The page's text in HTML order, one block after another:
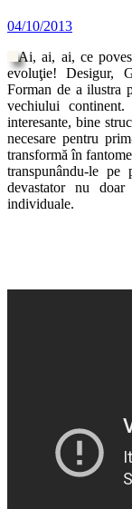
04/10/2013
Ai, ai, ai, ce
evoluţie! Desigur,
Forman de a ilustra
vechiului
interesante, bine
necesare pentru
transformă în
transpunându-le
devastator nu
individuale.